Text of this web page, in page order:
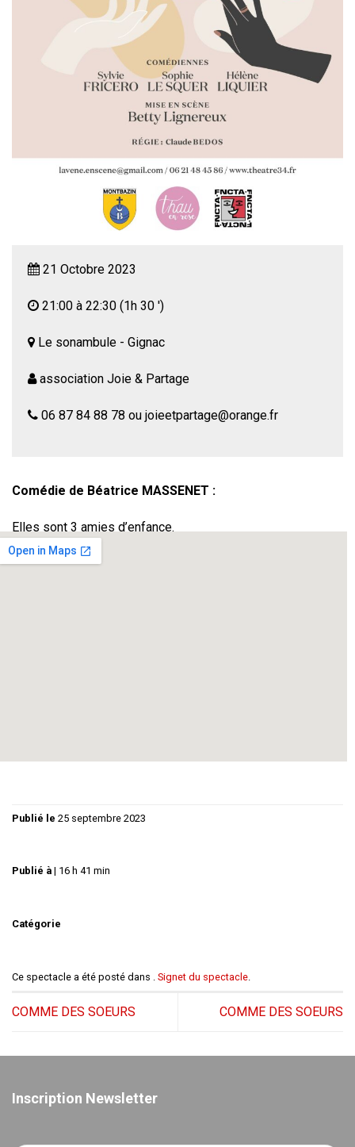
21 Octobre 2023
21:00 à 22:30 (1h 30 ')
Le sonambule - Gignac
association Joie & Partage
06 87 84 88 78 ou joieetpartage@orange.fr
Comédie de Béatrice MASSENET :
Elles sont 3 amies d’enfance.
Elles pensent qu’elles se connaissent par cœur, qu’elles
Publié le 25 septembre 2023
Publié à | 16 h 41 min
Catégorie
Ce spectacle a été posté dans . Signet du spectacle
COMME DES SOEURS COMME DES SOEURS
Inscription Newsletter